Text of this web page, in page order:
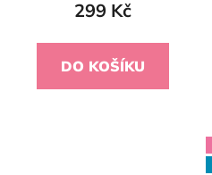
moravského sýra
299 Kč
DO KOŠÍKU